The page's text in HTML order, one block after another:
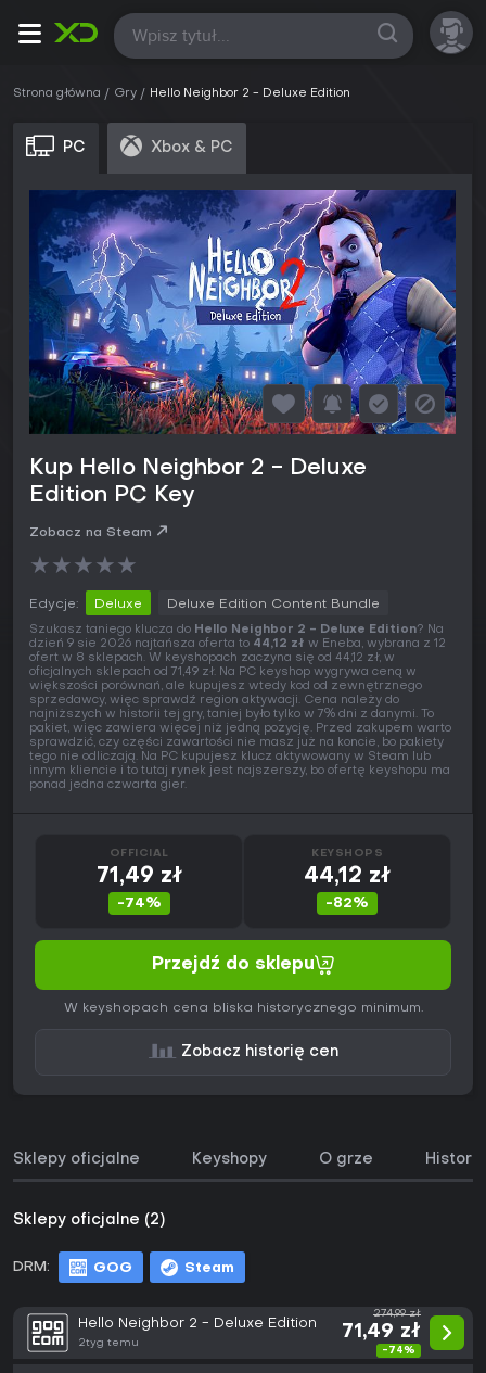
Wszystkie
Strona główna Gry Hello Neighbor 2 - Deluxe Edition
PC Xbox & PC
Kup Hello Neighbor 2 - Deluxe
Edition PC Key
Zobacz na Steam
★★★★★
Edycje: Deluxe Deluxe Edition Content Bundle
Szukasz taniego klucza do Hello Neighbor 2 - Deluxe Edition? Na
dzień 9 sie 2026 najtańsza oferta to 44,12 zł w Eneba, wybrana z 12
ofert w 8 sklepach. W keyshopach zaczyna się od 44,12 zł, w
oficjalnych sklepach od 71,49 zł. Na PC keyshop wygrywa ceną w
większości porównań, ale kupujesz wtedy kod od zewnętrznego
sprzedawcy, więc sprawdź region aktywacji. Cena należy do
najniższych w historii tej gry, taniej było tylko w 7% dni z danymi. To
pakiet, więc zawiera więcej niż jedną pozycję. Przed zakupem warto
sprawdzić, czy części zawartości nie masz już na koncie, bo pakiety
tego nie odliczają. Na PC kupujesz klucz aktywowany w Steam lub
innym kliencie i to tutaj rynek jest najszerszy, bo ofertę keyshopu ma
ponad jedna czwarta gier.
OFFICIAL
71,49 zł
-74%
KEYSHOPS
44,12 zł
-82%
Przejdź do sklepu
W keyshopach cena bliska historycznego minimum.
Zobacz historię cen
Sklepy oficjalne Keyshopy O grze
Sklepy oficjalne (2)
DRM: GOG Steam
Hello Neighbor 2 - Deluxe Edition
2tyg temu
274,99 zł
71,49 zł
-74%